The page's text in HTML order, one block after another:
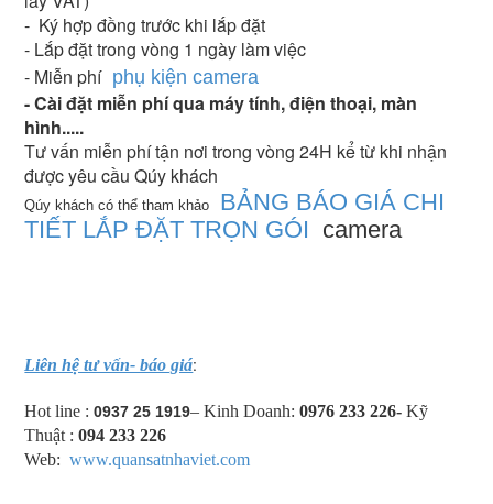
- Ký hợp đồng trước khi lắp đặt
- Lắp đặt trong vòng 1 ngày làm việc
- Miễn phí phụ kiện camera
- Cài đặt miễn phí qua máy tính, điện thoại, màn
hình.....
Tư vấn miễn phí tận nơi trong vòng 24H kể từ khi nhận
được yêu cầu Qúy khách
Qúy khách có thể tham khảo
BẢNG BÁO GIÁ CHI
TIẾT LẮP ĐẶT TRỌN GÓI camera
Liên hệ tư vấn- báo giá:
Hot line :0937 25 1919– Kinh Doanh:0976 233 226- Kỹ
Thuật :094 233 226
Web:www.quansatnhaviet.com